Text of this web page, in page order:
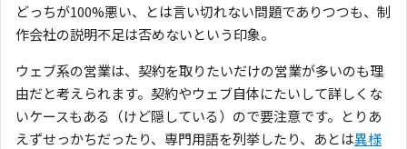
どっちが100%悪い、とは言い切れない問題でありつつも、制
作会社の説明不足は否めないという印象。
ウェブ系の営業は、契約を取りたいだけの営業が多いのも理
由だと考えられます。契約やウェブ自体にたいして詳しくな
いケースもある（けど隠している）ので要注意です。とりあ
えずせっかちだったり、専門用語を列挙したり、あとは異様